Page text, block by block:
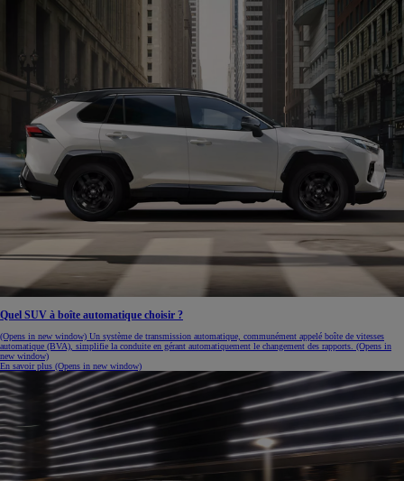
Quel SUV à boîte automatique choisir ?
(Opens in new window) Un système de transmission automatique, communément appelé boîte de vitesses
automatique (BVA), simplifie la conduite en gérant automatiquement le changement des rapports. (Opens in
new window)
En savoir plus (Opens in new window)